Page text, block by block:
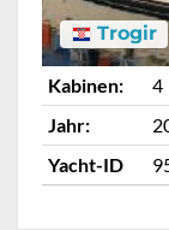
Trogir
Kabinen: 4
Jahr:
Yacht-ID